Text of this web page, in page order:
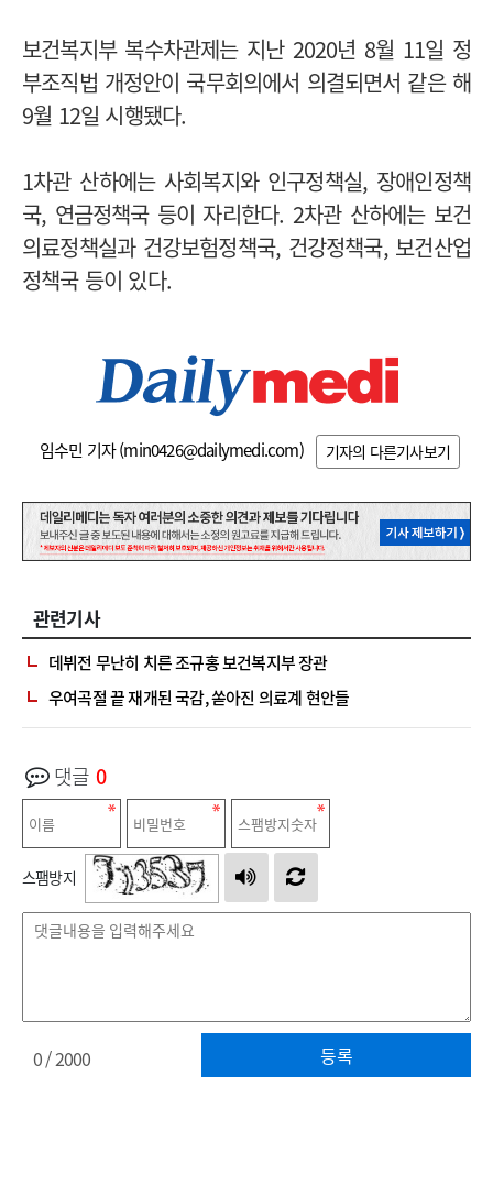
보건복지부 복수차관제는 지난 2020년 8월 11일 정
부조직법 개정안이 국무회의에서 의결되면서 같은 해
9월 12일 시행됐다.
1차관 산하에는 사회복지와 인구정책실, 장애인정책
국, 연금정책국 등이 자리한다. 2차관 산하에는 보건
의료정책실과 건강보험정책국, 건강정책국, 보건산업
정책국 등이 있다.
임수민 기자 (min0426@dailymedi.com) 기자의 다른기사보기
관련기사
데뷔전 무난히 치른 조규홍 보건복지부 장관
우여곡절 끝 재개된 국감, 쏟아진 의료계 현안들
댓글 0
스팸방지
등록
0/ 2000